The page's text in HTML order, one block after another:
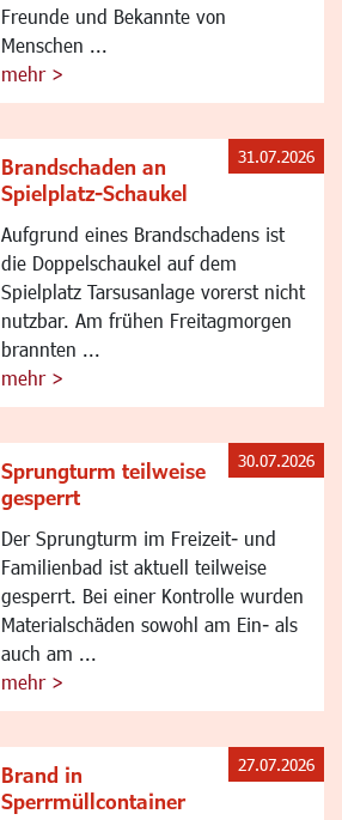
Freunde und Bekannte von
Menschen ...
mehr >
Brandschaden an
Spielplatz-Schaukel
Aufgrund eines Brandschadens ist
die Doppelschaukel auf dem
Spielplatz Tarsusanlage vorerst nicht
nutzbar. Am frühen Freitagmorgen
brannten ...
mehr >
31.07.2026
Sprungturm teilweise
gesperrt
Der Sprungturm im Freizeit- und
Familienbad ist aktuell teilweise
gesperrt. Bei einer Kontrolle wurden
Materialschäden sowohl am Ein- als
auch am ...
mehr >
30.07.2026
Brand in
Sperrmüllcontainer
27.07.2026